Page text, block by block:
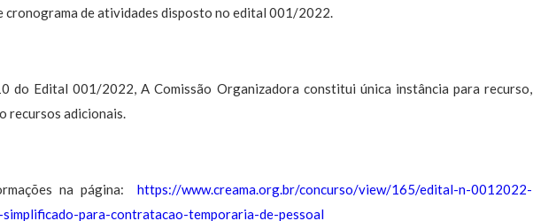
cronograma de atividades disposto no edital 001/2022.
do Edital 001/2022, A Comissão Organizadora constitui única instância para recurso,
recursos adicionais.
na página:https://www.creama.org.br/concurso/view/165/edital-n-0012022-
para-contratacao-temporaria-de-pessoal